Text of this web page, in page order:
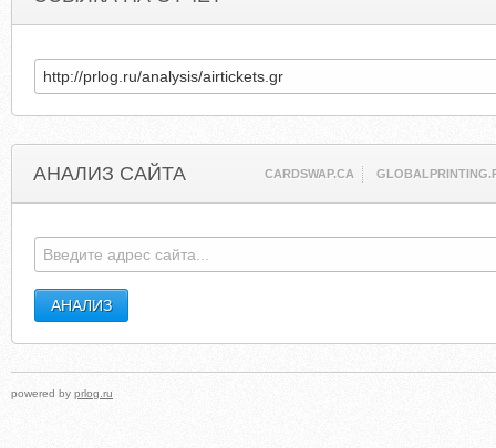
АНАЛИЗ САЙТА CARDSWAP.CA
powered by prlog.ru